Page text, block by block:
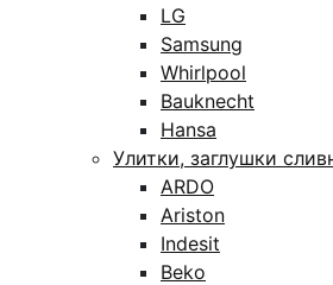
LG
Samsung
Whirlpool
Bauknecht
Hansa
Улитки, заглушки
ARDO
Ariston
Indesit
Beko